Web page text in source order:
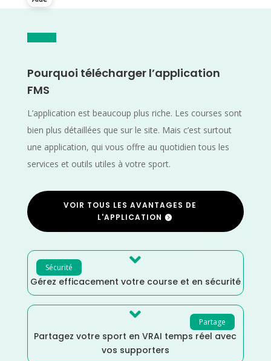
Pourquoi télécharger l’application
FMS
L’application est beaucoup plus riche. Les courses sont
bien plus détaillées que sur le site. Mais c’est surtout
une application, qui vous offre au quotidien tous les
services et outils utiles à votre sport.
VOIR TOUS LES AVANTAGES DE
L'APPLICATION
Sécurité 
Gérez efficacement votre course et en sécurité
Partage

Partagez votre sport en VRAI temps réel avec
vos supporters